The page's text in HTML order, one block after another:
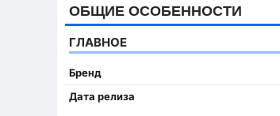
ОБЩИЕ ОСОБЕННОСТИ
ГЛАВНОЕ
Бренд
Дата релиза